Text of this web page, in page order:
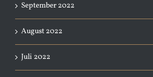
September 2022
August 2022
Juli 2022